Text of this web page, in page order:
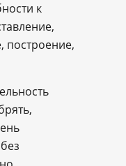
к
построение,